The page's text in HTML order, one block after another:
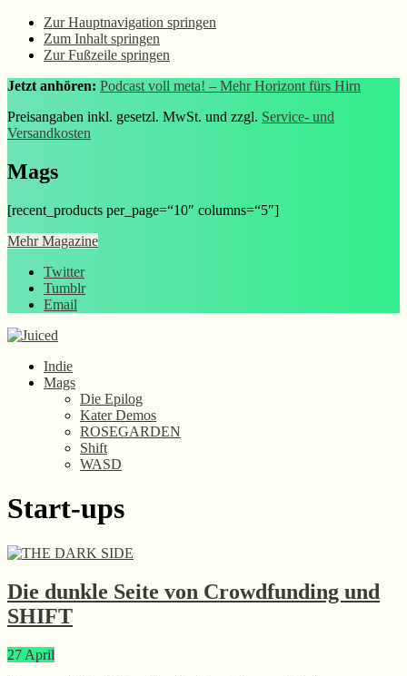
Zur Hauptnavigation springen
Zum Inhalt springen
Zur Fußzeile springen
Jetzt anhören: Podcast voll meta! – Mehr Horizont fürs Hirn
Preisangaben inkl. gesetzl. MwSt. und zzgl. Service- und
Versandkosten
Mags
[recent_products per_page=“10″ columns=“5″]
Mehr Magazine
Twitter
Tumblr
Email
Indie
Mags
Die Epilog
Kater Demos
ROSEGARDEN
Shift
WASD
Start-ups
Die dunkle Seite von Crowdfunding und
SHIFT
27 April